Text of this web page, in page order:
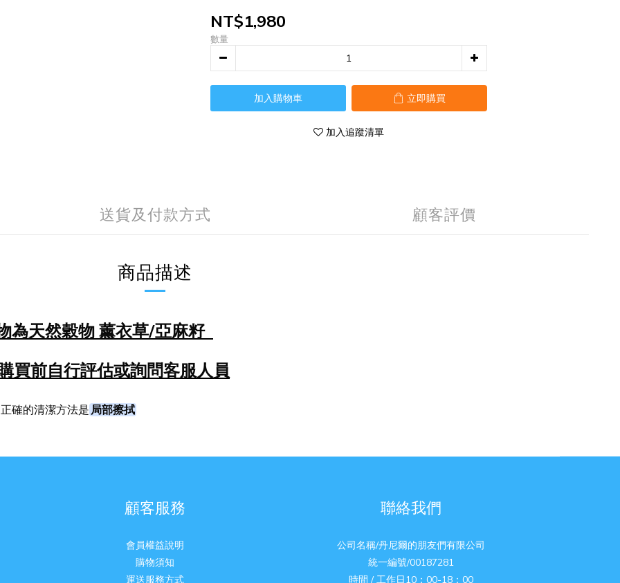
NT$1,980
數量
加入購物車 立即購買
加入追蹤清單
送貨及付款方式 顧客評價
商品描述
為天然穀物 薰衣草/亞麻籽
買前自行評估或詢問客服人員
正確的清潔方法是 局部擦拭
顧客服務
會員權益說明
購物須知
運送服務方式
聯絡我們
公司名稱/丹尼爾的朋友們有限公司
統一編號/00187281
時間 / 工作日10：00-18：00